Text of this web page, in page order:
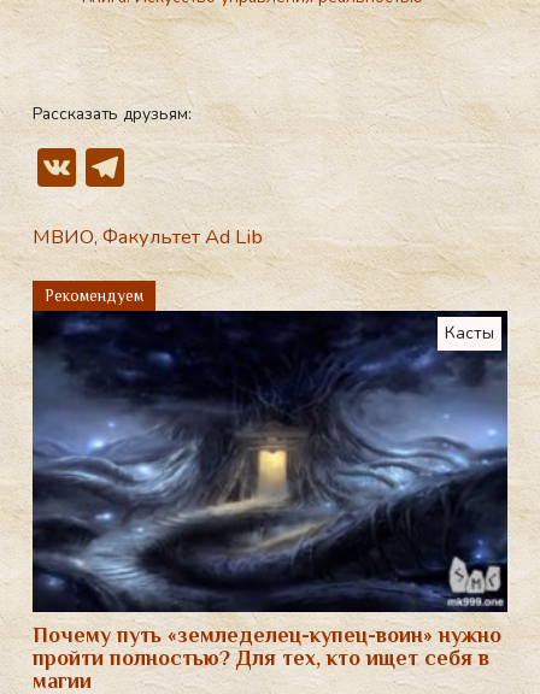
Рассказать друзьям:
V
K
T
el
e
gr
a
m
МВИО,Факультет Ad Lib
Рекомендуем
Касты
Почему путь «земледелец-купец-воин» нужно
пройти полностью? Для тех, кто ищет себя в
магии